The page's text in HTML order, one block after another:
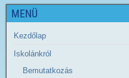
MENÜ
Kezdőlap
Iskolánkról
Bemutatkozás